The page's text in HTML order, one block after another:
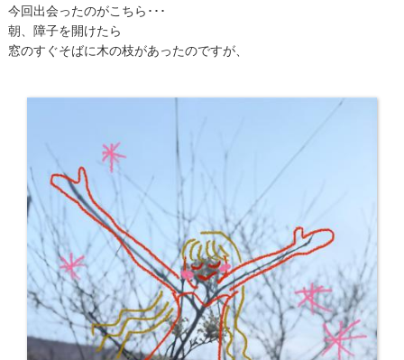
今回出会ったのがこちら･･･
朝、障子を開けたら
窓のすぐそばに木の枝があったのですが、